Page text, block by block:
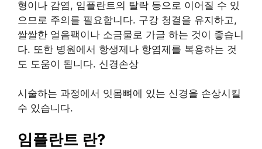
형이나 감염, 임플란트의 탈락 등으로 이어질 수 있
으므로 주의를 필요합니다. 구강 청결을 유지하고,
쌀쌀한 얼음팩이나 소금물로 가글 하는 것이 좋습니
다. 또한 병원에서 항생제나 항염제를 복용하는 것
도 도움이 됩니다. 신경손상
시술하는 과정에서 잇몸뼈에 있는 신경을 손상시킬
수 있습니다.
임플란트 란?